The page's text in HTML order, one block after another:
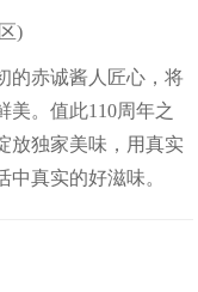
)
的赤诚酱人匠心，将
美。值此110周年之
放独家美味，用真实
真实的好滋味。